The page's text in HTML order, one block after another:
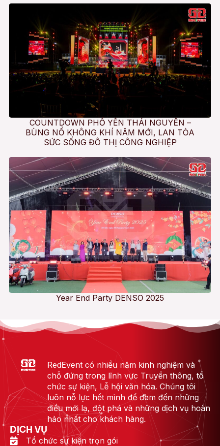
COUNTDOWN PHỔ YÊN THÁI NGUYÊN –
BÙNG NỔ KHÔNG KHÍ NĂM MỚI, LAN TỎA
SỨC SỐNG ĐÔ THỊ CÔNG NGHIỆP
Year End Party DENSO 2025
RedEvent có nhiều năm kinh nghiệm và
chỗ đứng trong lĩnh vực Truyền thông, tổ
chức sự kiện, Lễ hội văn hóa. Chúng tôi
luôn nỗ lực hết mình để đem đến những
điều mới lạ, đột phá và những dịch vụ hoàn
hảo nhất cho khách hàng.
DỊCH VỤ
Tổ chức sự kiện trọn gói